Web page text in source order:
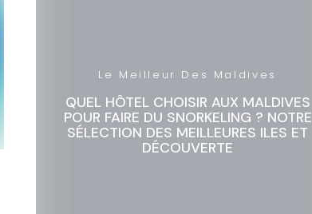
Le Meilleur Des Maldives
QUEL HÔTEL CHOISIR AUX MALDIVES
POUR FAIRE DU SNORKELING ? NOTRE
SÉLECTION DES MEILLEURES ILES ET
DÉCOUVERTE